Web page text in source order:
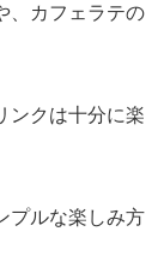
、カフェラテの
ンクは十分に楽
プルな楽しみ方